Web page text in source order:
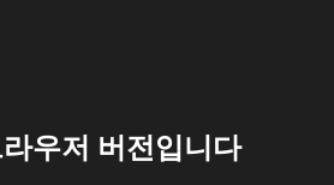
우저 버전입니다